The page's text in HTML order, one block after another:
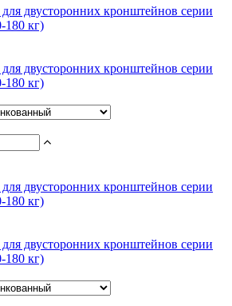
двусторонних кронштейнов серии
кг)
двусторонних кронштейнов серии
кг)
двусторонних кронштейнов серии
кг)
двусторонних кронштейнов серии
кг)